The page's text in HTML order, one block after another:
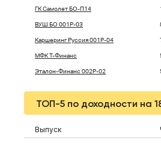
ГК Самолет БО-П14
ВУШ БО 001P-03
Каршеринг Руссия 001P-04
МФК Т-Финанс
Эталон-Финанс 002Р-02
ТОП-5 по доходности на
Выпуск